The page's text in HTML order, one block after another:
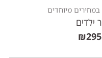
במחירים מיוחדים
₪